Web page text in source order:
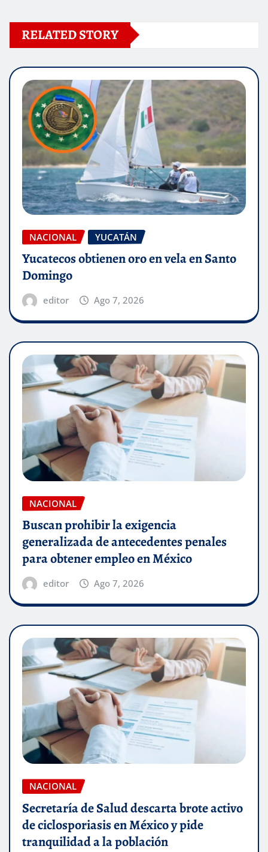
RELATED STORY
NACIONAL YUCATÁN
Yucatecos obtienen oro en vela en Santo
Domingo
editor Ago 7, 2026
NACIONAL
Buscan prohibir la exigencia
generalizada de antecedentes penales
para obtener empleo en México
editor Ago 7, 2026
NACIONAL
Secretaría de Salud descarta brote activo
de ciclosporiasis en México y pide
tranquilidad a la población